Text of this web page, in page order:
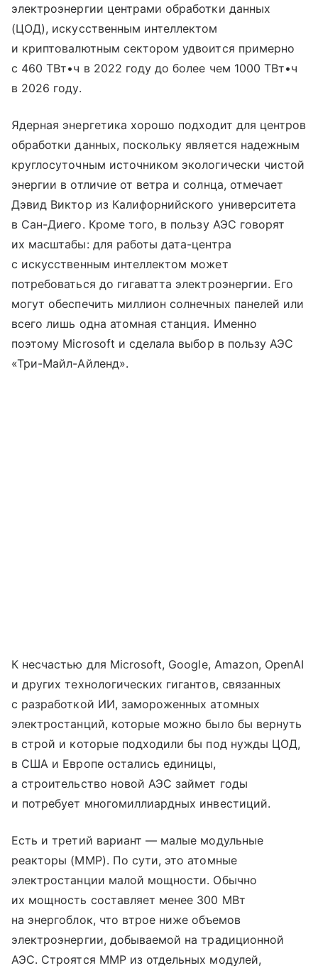
электроэнергии центрами обработки данных
(ЦОД), искусственным интеллектом
и криптовалютным сектором удвоится примерно
с 460 ТВт•ч в 2022 году до более чем 1000 ТВт•ч
в 2026 году.
Ядерная энергетика хорошо подходит для центров
обработки данных, поскольку является надежным
круглосуточным источником экологически чистой
энергии в отличие от ветра и солнца, отмечает
Дэвид Виктор из Калифорнийского университета
в Сан-Диего. Кроме того, в пользу АЭС говорят
их масштабы: для работы дата-центра
с искусственным интеллектом может
потребоваться до гигаватта электроэнергии. Его
могут обеспечить миллион солнечных панелей или
всего лишь одна атомная станция. Именно
поэтому Microsoft и сделала выбор в пользу АЭС
«Три-Майл-Айленд».
К несчастью для Microsoft, Google, Amazon, OpenAI
и других технологических гигантов, связанных
с разработкой ИИ, замороженных атомных
электростанций, которые можно было бы вернуть
в строй и которые подходили бы под нужды ЦОД,
в США и Европе остались единицы,
а строительство новой АЭС займет годы
и потребует многомиллиардных инвестиций.
Есть и третий вариант — малые модульные
реакторы (ММР). По сути, это атомные
электростанции малой мощности. Обычно
их мощность составляет менее 300 МВт
на энергоблок, что втрое ниже объемов
электроэнергии, добываемой на традиционной
АЭС. Строятся ММР из отдельных модулей,